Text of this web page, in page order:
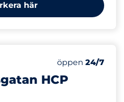
här
HCP
Antal
Totalt antal
öppen 24/7